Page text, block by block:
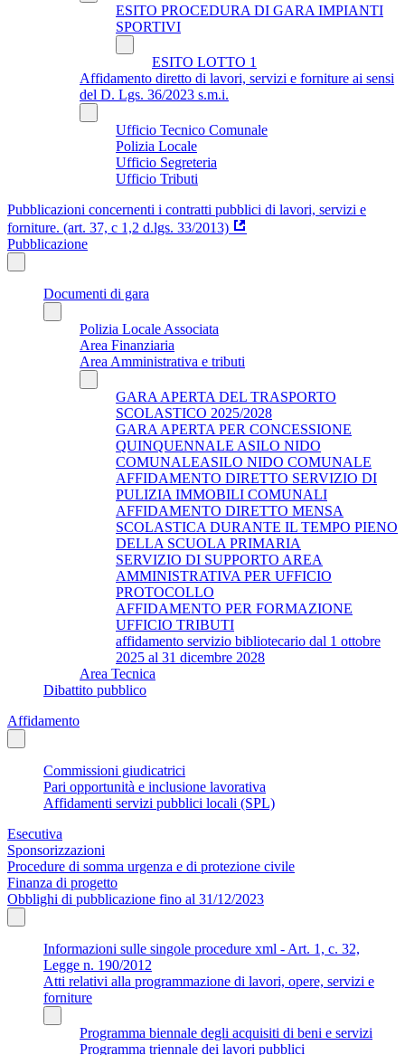
ESITO PROCEDURA DI GARA IMPIANTI
SPORTIVI
ESITO LOTTO 1
Affidamento diretto di lavori, servizi e forniture ai sensi
del D. Lgs. 36/2023 s.m.i.
Ufficio Tecnico Comunale
Polizia Locale
Ufficio Segreteria
Ufficio Tributi
Pubblicazioni concernenti i contratti pubblici di lavori, servizi e
forniture. (art. 37, c 1,2 d.lgs. 33/2013)
Pubblicazione
Documenti di gara
Polizia Locale Associata
Area Finanziaria
Area Amministrativa e tributi
GARA APERTA DEL TRASPORTO
SCOLASTICO 2025/2028
GARA APERTA PER CONCESSIONE
QUINQUENNALE ASILO NIDO
COMUNALEASILO NIDO COMUNALE
AFFIDAMENTO DIRETTO SERVIZIO DI
PULIZIA IMMOBILI COMUNALI
AFFIDAMENTO DIRETTO MENSA
SCOLASTICA DURANTE IL TEMPO PIENO
DELLA SCUOLA PRIMARIA
SERVIZIO DI SUPPORTO AREA
AMMINISTRATIVA PER UFFICIO
PROTOCOLLO
AFFIDAMENTO PER FORMAZIONE
UFFICIO TRIBUTI
affidamento servizio bibliotecario dal 1 ottobre
2025 al 31 dicembre 2028
Area Tecnica
Dibattito pubblico
Affidamento
Commissioni giudicatrici
Pari opportunità e inclusione lavorativa
Affidamenti servizi pubblici locali (SPL)
Esecutiva
Sponsorizzazioni
Procedure di somma urgenza e di protezione civile
Finanza di progetto
Obblighi di pubblicazione fino al 31/12/2023
Informazioni sulle singole procedure xml - Art. 1, c. 32,
Legge n. 190/2012
Atti relativi alla programmazione di lavori, opere, servizi e
forniture
Programma biennale degli acquisiti di beni e servizi
Programma triennale dei lavori pubblici